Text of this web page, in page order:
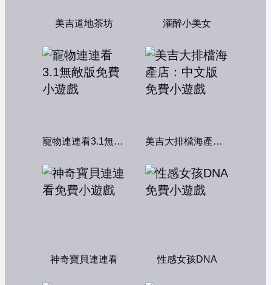
美吉道地茶坊 灌醉小美女
寵物連連看3.1無敵版 美吉大排檔海產店：中文版
神奇寶貝連連看 性感女孩DNA